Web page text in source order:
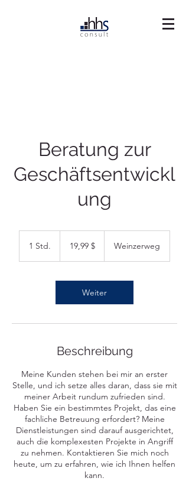
Beratung zur
Geschäftsentwickl
ung
1 Std.
d
Dollar19,99 $ Weinzerweg
Weiter
Beschreibung
Meine Kunden stehen bei mir an erster
Stelle, und ich setze alles daran, dass sie mit
meiner Arbeit rundum zufrieden sind.
Haben Sie ein bestimmtes Projekt, das eine
fachliche Betreuung erfordert? Meine
Dienstleistungen sind darauf ausgerichtet,
auch die komplexesten Projekte in Angriff
zu nehmen. Kontaktieren Sie mich noch
heute, um zu erfahren, wie ich Ihnen helfen
kann.